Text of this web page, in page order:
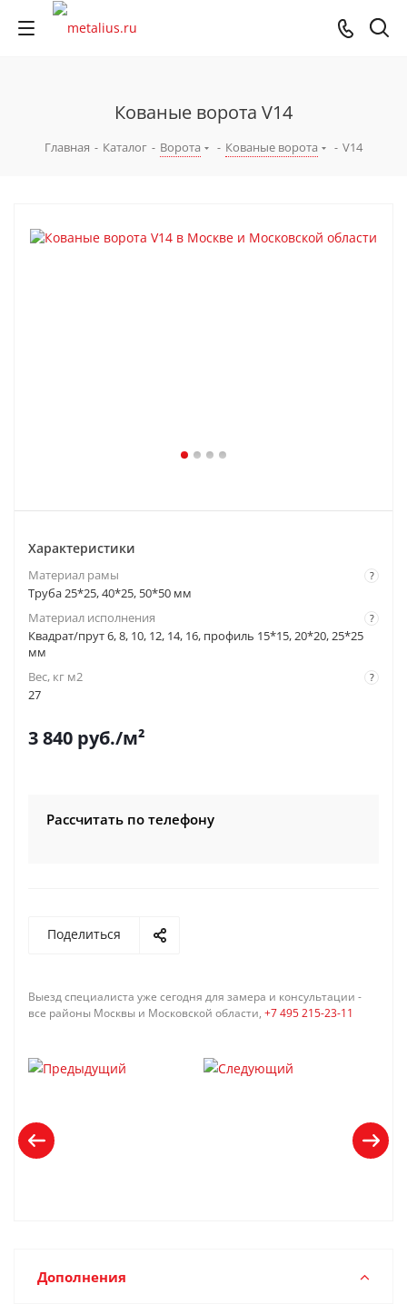
Кованые ворота V14
Главная - Каталог - Ворота - Кованые ворота - V14
Характеристики
?
Материал рамы
Труба 25*25, 40*25, 50*50 мм
?
Материал исполнения
Квадрат/прут 6, 8, 10, 12, 14, 16, профиль 15*15, 20*20, 25*25
мм
?
Вес, кг м2
27
3 840 руб./м²
Рассчитать по телефону
Поделиться
Выезд специалиста уже сегодня для замера и консультации -
все районы Москвы и Московской области, +7 495 215-23-11
Дополнения